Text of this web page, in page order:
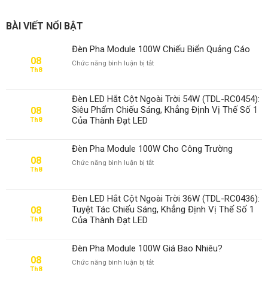
BÀI VIẾT NỔI BẬT
08
Th8
Đèn Pha Module 100W Chiếu Biển Quảng Cáo
Chức năng bình luận bị tắtở
Module
100W
Chiếu
Cáo
08
Th8
Đèn LED Hắt Cột Ngoài Trời 54W (TDL-RC0454):
Siêu Phẩm Chiếu Sáng, Khẳng Định Vị Thế Số 1
Của Thành Đạt LED
08
Th8
Đèn Pha Module 100W Cho Công Trường
Chức năng bình luận bị tắtở
Module
100W
Cho
08
Th8
Đèn LED Hắt Cột Ngoài Trời 36W (TDL-RC0436):
Tuyệt Tác Chiếu Sáng, Khẳng Định Vị Thế Số 1
Của Thành Đạt LED
08
Th8
Đèn Pha Module 100W Giá Bao Nhiêu?
Chức năng bình luận bị tắtở